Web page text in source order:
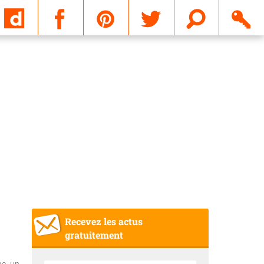
Recevez les actus
gratuitement